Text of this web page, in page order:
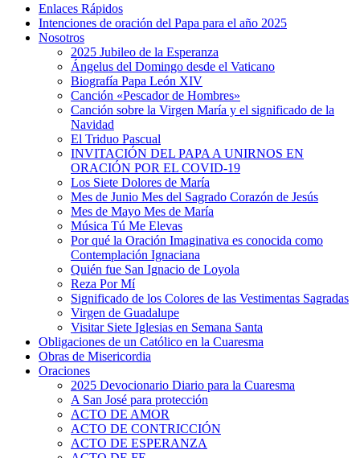
Enlaces Rápidos
Intenciones de oración del Papa para el año 2025
Nosotros
2025 Jubileo de la Esperanza
Ángelus del Domingo desde el Vaticano
Biografía Papa León XIV
Canción «Pescador de Hombres»
Canción sobre la Virgen María y el significado de la
Navidad
El Triduo Pascual
INVITACIÓN DEL PAPA A UNIRNOS EN
ORACIÓN POR EL COVID-19
Los Siete Dolores de María
Mes de Junio Mes del Sagrado Corazón de Jesús
Mes de Mayo Mes de María
Música Tú Me Elevas
Por qué la Oración Imaginativa es conocida como
Contemplación Ignaciana
Quién fue San Ignacio de Loyola
Reza Por Mí
Significado de los Colores de las Vestimentas Sagradas
Virgen de Guadalupe
Visitar Siete Iglesias en Semana Santa
Obligaciones de un Católico en la Cuaresma
Obras de Misericordia
Oraciones
2025 Devocionario Diario para la Cuaresma
A San José para protección
ACTO DE AMOR
ACTO DE CONTRICCIÓN
ACTO DE ESPERANZA